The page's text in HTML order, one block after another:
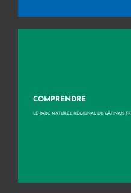
COMPRENDRE
LE PARC NATUREL RÉGIONAL DU GÂTINAIS